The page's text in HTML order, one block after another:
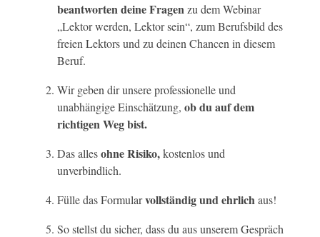
beantworten deine Fragen zu dem Webinar
„Lektor werden, Lektor sein“, zum Berufsbild des
freien Lektors und zu deinen Chancen in diesem
Beruf.
Wir geben dir unsere professionelle und
unabhängige Einschätzung, ob du auf dem
richtigen Weg bist.
Das allesohne Risiko,kostenlos und
unverbindlich.
Fülle das Formularvollständig und ehrlich aus!
So stellst du sicher, dass du aus unserem Gespräch